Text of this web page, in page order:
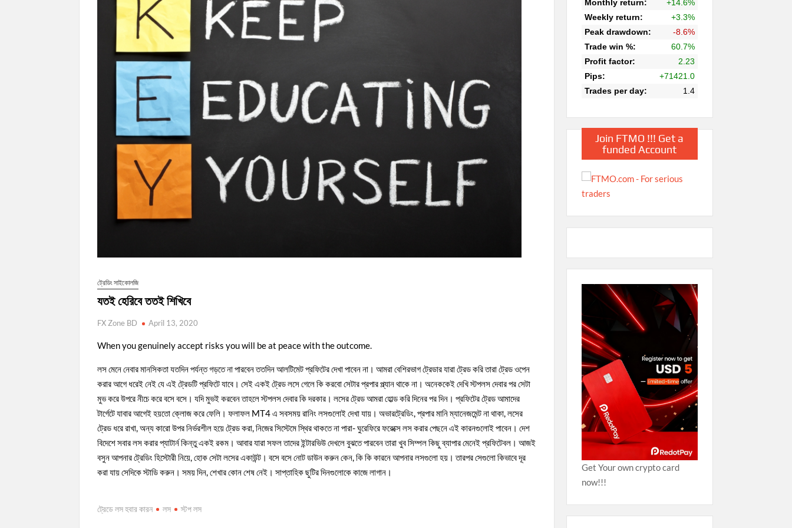
ট্রেডিং সাইকোলজি
যতই হেরিবে ততই শিখিবে
FX Zone BD April 13, 2020
When you genuinely accept risks you will be at peace with the outcome.
লস মেনে নেবার মানসিকতা যতদিন পর্যন্ত গড়তে না পারবেন ততদিন আলটিমেট প্রফিটের দেখা পাবেন না। আমরা বেশিরভাগ ট্রেডার যারা ট্রেড করি তারা ট্রেড ওপেন
করার আগে ধরেই নেই যে এই ট্রেডটি প্রফিটে যাবে। সেই একই ট্রেড লসে গেলে কি করবো সেটার প্রপার প্ল্যান থাকে না। অনেককেই দেখি স্টপলস দেবার পর সেটা
মুভ করে উপরে নীচে করে বসে বসে। যদি মুভই করবেন তাহলে স্টপলস দেবার কি দরকার। লসের ট্রেড আমরা হোল্ড করি দিনের পর দিন। প্রফিটের ট্রেড আমাদের
টার্গেটে যাবার আগেই হয়তো ক্লোজ করে ফেলি। ফলাফল MT4 এ সবসময় রানিং লসগুলোই দেখা যায়। অভারট্রেডিং, প্রপার মানি ম্যানেজমেন্ট না থাকা, লসের
ট্রেড ধরে রাখা, অন্য কারো উপর নির্ভরশীল হয়ে ট্রেড করা, নিজের সিস্টেমে স্থির থাকতে না পারা- ঘুরেফিরে ফরেক্সে লস করার পেছনে এই কারনগুলোই পাবেন। দেশ
বিদেশে সবার লস করার প্যাটার্ন কিন্তু একই রকম। আবার যারা সফল তাদের ইন্টারভিউ দেখলে বুঝতে পারবেন তারা খুব সিম্পল কিছু ব্যাপার মেনেই প্রফিটেবল। আজই
বসুন আপনার ট্রেডিং হিস্টোরী নিয়ে, হোক সেটা লসের একাউন্ট। বসে বসে নোট ডাউন করুন কেন, কি কি কারনে আপনার লসগুলো হয়। তারপর সেগুলো কিভাবে দূর
করা যায় সেদিকে স্টাডি করুন। সময় দিন, শেখার কোন শেষ নেই। সাপ্তাহিক ছুটির দিনগুলোকে কাজে লাগান।
ট্রেডে লস হবার কারন লস স্টপ লস
Join FTMO !!! Get a
funded Account
Get Your own crypto card
now!!!